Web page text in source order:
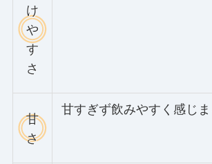
け
や
す
さ
甘
さ
甘すぎず飲みやすく感じま